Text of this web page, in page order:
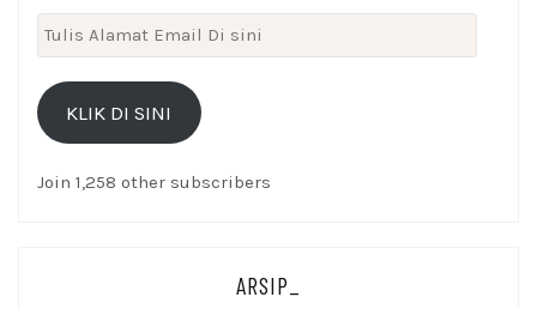
Tulis
Alamat
Email
KLIK DI SINI
Join 1,258 other subscribers
ARSIP_